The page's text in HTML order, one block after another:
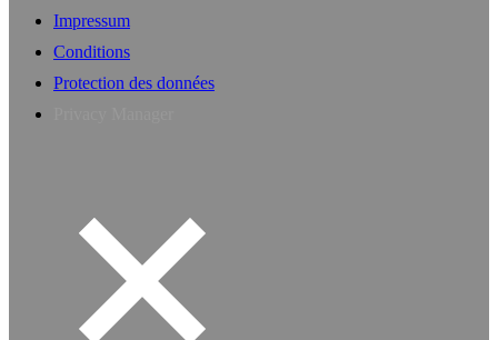
Impressum
Conditions
Protection des données